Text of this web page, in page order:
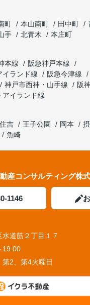
町 本山南町 田中町
手 北青木
本庄町
本線
阪急神戸本線
イランド線
阪急今津線
神戸市西神・山手線
阪
アイランド線
住吉 王子公園 岡本
魚崎
産コンサルティング株
1146
道筋２丁目１７
19:00
2、第4火曜日